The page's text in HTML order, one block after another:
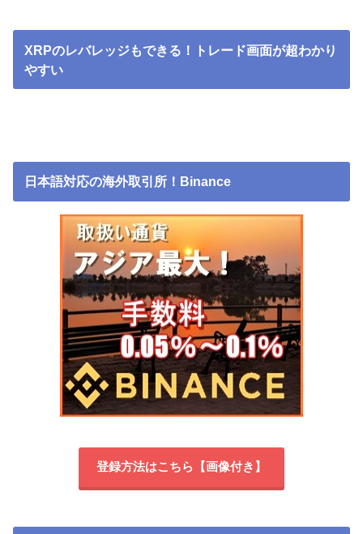
XRPのレバレッジもできる！トレード画面が超わかり
やすい
日本語対応の海外取引所！Binance
登録方法はこちら【画像付き】